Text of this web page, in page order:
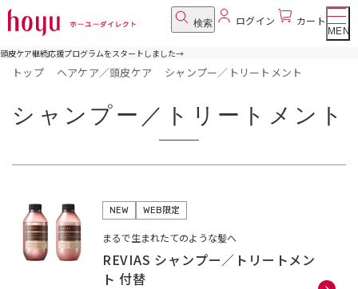
検索 ログイン
カート
MENU
頭皮ケア継続応援プログラムをスタートしました→
トップ ヘアケア／頭皮ケア シャンプー／トリートメント
シャンプー／トリートメント
NEW WEB限定
まるで生まれたてのような髪へ
REVIAS シャンプー／トリートメン
ト 付替